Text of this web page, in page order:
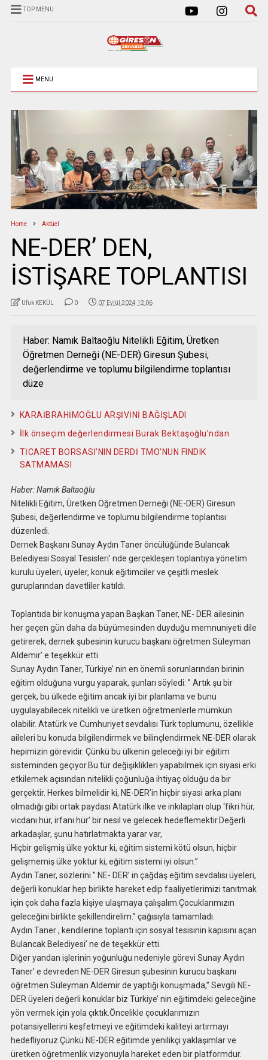
TOP MENU
MENU
Home Aktüel
NE-DER’ DEN,
İSTİŞARE TOPLANTISI
Ufuk KEKÜL 0 07 Eylül 2024 12:06
Haber: Namık Baltaoğlu Nitelikli Eğitim, Üretken
Öğretmen Derneği (NE-DER) Giresun Şubesi,
değerlendirme ve toplumu bilgilendirme toplantısı
düze
KARAİBRAHİMOĞLU ARŞİVİNİ BAĞIŞLADI
İlk önseçim değerlendirmesi Burak Bektaşoğlu’ndan
TİCARET BORSASI’NIN DERDİ TMO’NUN FINDIK
SATMAMASI
Haber: Namık Baltaoğlu
Nitelikli Eğitim, Üretken Öğretmen Derneği (NE-DER) Giresun
Şubesi, değerlendirme ve toplumu bilgilendirme toplantısı
düzenledi.
Dernek Başkanı Sunay Aydın Taner öncülüğünde Bulancak
Belediyesi Sosyal Tesisleri’ nde gerçekleşen toplantıya yönetim
kurulu üyeleri, üyeler, konuk eğitimciler ve çeşitli meslek
guruplarından davetliler katıldı.
Toplantıda bir konuşma yapan Başkan Taner, NE- DER ailesinin
her geçen gün daha da büyümesinden duyduğu memnuniyeti dile
getirerek, dernek şubesinin kurucu başkanı öğretmen Süleyman
Aldemir’ e teşekkür etti.
Sunay Aydın Taner, Türkiye’ nin en önemli sorunlarından birinin
eğitim olduğuna vurgu yaparak, şunları söyledi: ” Artık şu bir
gerçek, bu ülkede eğitim ancak iyi bir planlama ve bunu
uygulayabilecek nitelikli ve üretken öğretmenlerle mümkün
olabilir. Atatürk ve Cumhuriyet sevdalısı Türk toplumunu, özellikle
aileleri bu konuda bilgilendirmek ve bilinçlendirmek NE-DER olarak
hepimizin görevidir. Çünkü bu ülkenin geleceği iyi bir eğitim
sisteminden geçiyor.Bu tür değişiklikleri yapabilmek için siyasi erki
etkilemek açısından nitelikli çoğunluğa ihtiyaç olduğu da bir
gerçektir. Herkes bilmelidir ki, NE-DER’in hiçbir siyasi arka planı
olmadığı gibi ortak paydası Atatürk ilke ve inkılapları olup ‘fikri hür,
vicdanı hür, irfanı hür’ bir nesil ve gelecek hedeflemektir.Değerli
arkadaşlar, şunu hatırlatmakta yarar var,
Hiçbir gelişmiş ülke yoktur ki, eğitim sistemi kötü olsun, hiçbir
gelişmemiş ülke yoktur ki, eğitim sistemi iyi olsun.”
Aydın Taner, sözlerini ” NE- DER’ in çağdaş eğitim sevdalısı üyeleri,
değerli konuklar hep birlikte hareket edip faaliyetlerimizi tanıtmak
için çok daha fazla kişiye ulaşmaya çalışalım.Çocuklarımızın
geleceğini birlikte şekillendirelim.” çağısıyla tamamladı.
Aydın Taner , kendilerine toplantı için sosyal tesisinin kapısını açan
Bulancak Belediyesi’ ne de teşekkür etti.
Diğer yandan işlerinin yoğunluğu nedeniyle görevi Sunay Aydın
Taner’ e devreden NE-DER Giresun şubesinin kurucu başkanı
öğretmen Süleyman Aldemir de yaptığı konuşmada,” Sevgili NE-
DER üyeleri değerli konuklar biz Türkiye’ nin eğitimdeki geleceğine
yön vermek için yola çıktık.Öncelikle çocuklarımızın
potansiyellerini keşfetmeyi ve eğitimdeki kaliteyi artırmayı
hedefliyoruz.Çünkü NE-DER eğitimde yenilikçi yaklaşımlar ve
üretken öğretmenlik vizyonuyla hareket eden bir platformdur.